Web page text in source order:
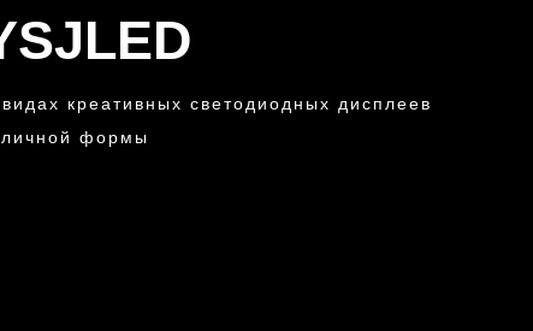
креативных светодиодных дисплеев
формы